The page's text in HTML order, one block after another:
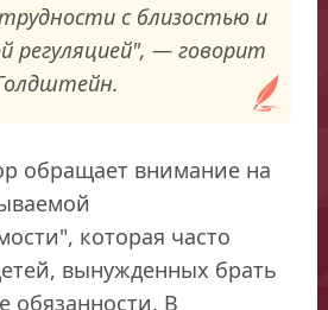
с близостью и
регуляцией", — говорит
обращает внимание на
которая часто
вынужденных брать
обязанности. В